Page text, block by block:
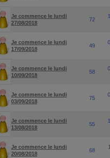
Je commence le lundi
27/08/2018
72
Je commence le lundi
17/09/2018
49
Je commence le lundi
10/09/2018
58
Je commence le lundi
03/09/2018
75
Je commence le lundi
13/08/2018
55
Je commence le lundi
20/08/2018
68